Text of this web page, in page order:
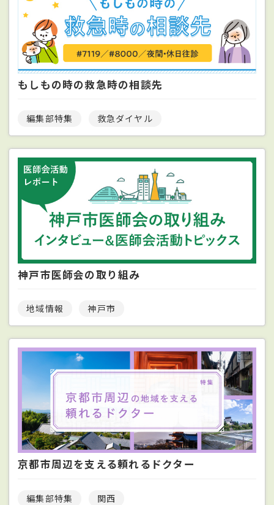
もしもの時の救急時の相談先
編集部特集 救急ダイヤル
神戸市医師会の取り組み
地域情報 神戸市
京都市周辺を支える頼れるドクター
編集部特集 関西